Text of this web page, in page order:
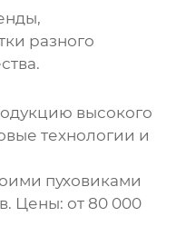
разного
высокого
технологии и
пуховиками
Цены: от 80 000